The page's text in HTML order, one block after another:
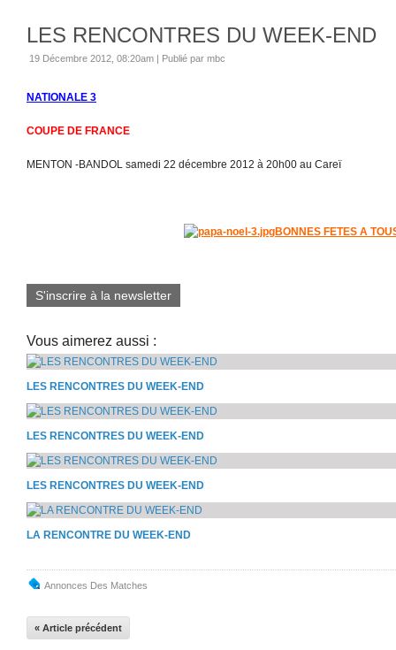
LES RENCONTRES DU WEEK-END
19 Décembre 2012, 08:20am | Publié par mbc
NATIONALE 3
COUPE DE FRANCE
MENTON -BANDOL samedi 22 décembre 2012 à 20h00 au Careï
BONNES FETES A
S'inscrire à la newsletter
Vous aimerez aussi :
LES RENCONTRES DU WEEK-END
LES RENCONTRES DU WEEK-END
LES RENCONTRES DU WEEK-END
LA RENCONTRE DU WEEK-END
Annonces Des Matches
« Article précédent